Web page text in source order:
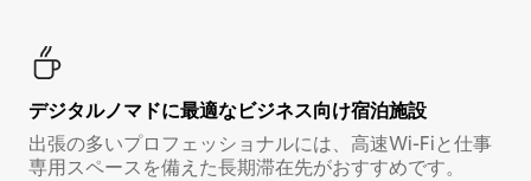
デジタルノマド⁠に最⁠適⁠なビ⁠ジ⁠ネ⁠ス⁠向⁠け宿⁠泊⁠施⁠設
出張の多いプロフェッショナルには、高速Wi-Fiと仕事
専用スペースを備えた長期滞在先がおすすめです。